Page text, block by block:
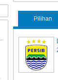
Pilihan